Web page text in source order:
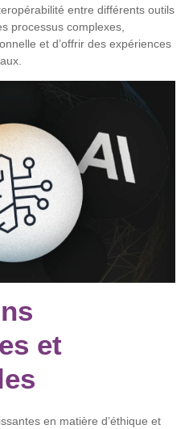
entre différents outils
processus complexes,
et d’offrir des expériences
et
en matière d’éthique et